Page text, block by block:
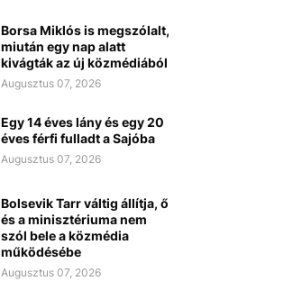
Borsa Miklós is megszólalt,
miután egy nap alatt
kivágták az új közmédiából
Augusztus 07, 2026
Egy 14 éves lány és egy 20
éves férfi fulladt a Sajóba
Augusztus 07, 2026
Bolsevik Tarr váltig állítja, ő
és a minisztériuma nem
szól bele a közmédia
működésébe
Augusztus 07, 2026